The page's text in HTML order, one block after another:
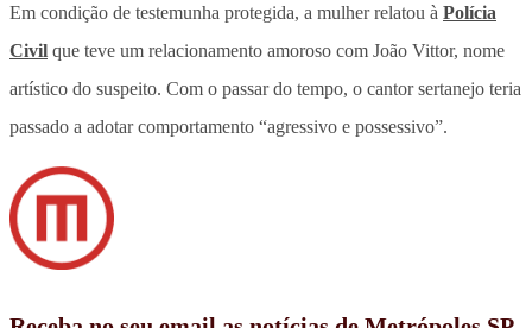
Em condição de testemunha protegida, a mulher relatou à Polícia
Civil que teve um relacionamento amoroso com João Vittor, nome
artístico do suspeito. Com o passar do tempo, o cantor sertanejo teria
passado a adotar comportamento “agressivo e possessivo”.